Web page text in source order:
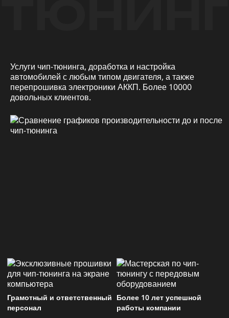
Услуги чип-тюнинга, доработка и настройка
автомобилей с любым типом двигателя, а также
перепрошивка электроники АККП. Более 10000
довольных клиентов.
Грамотный и ответственный
персонал
Более 10 лет успешной
работы компании